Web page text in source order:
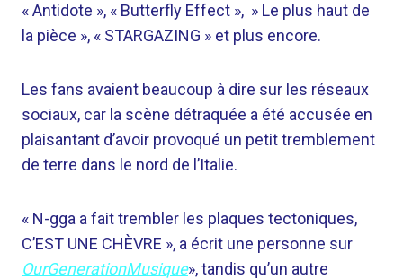
« Antidote », « Butterfly Effect », » Le plus haut de
la pièce », « STARGAZING » et plus encore.
Les fans avaient beaucoup à dire sur les réseaux
sociaux, car la scène détraquée a été accusée en
plaisantant d’avoir provoqué un petit tremblement
de terre dans le nord de l’Italie.
« N-gga a fait trembler les plaques tectoniques,
C’EST UNE CHÈVRE », a écrit une personne sur
OurGenerationMusique», tandis qu’un autre